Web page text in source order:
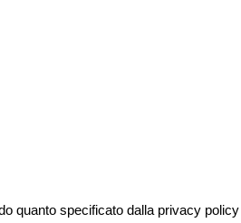
quanto specificato dalla privacy